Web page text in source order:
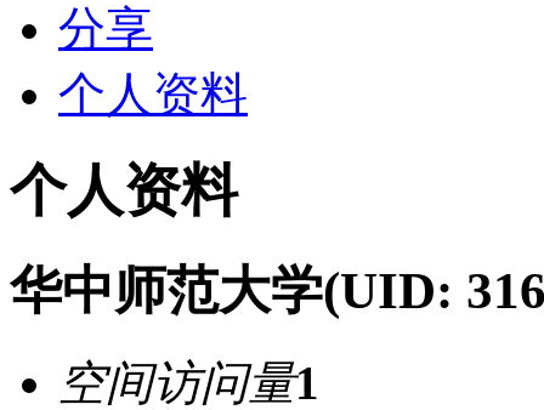
分享
个人资料
个人资料
华中师范大学(UID:
空间访问量1